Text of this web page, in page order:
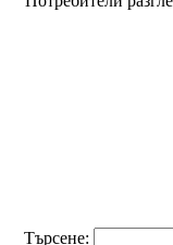
Търсене: